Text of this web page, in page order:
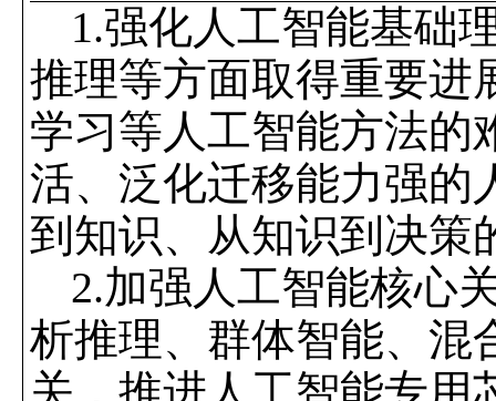
1.强化人工智能基础
推理等方面取得重要进
学习等人工智能方法的
活、泛化迁移能力强的
到知识、从知识到决策
2.加强人工智能核心
析推理、群体智能、混